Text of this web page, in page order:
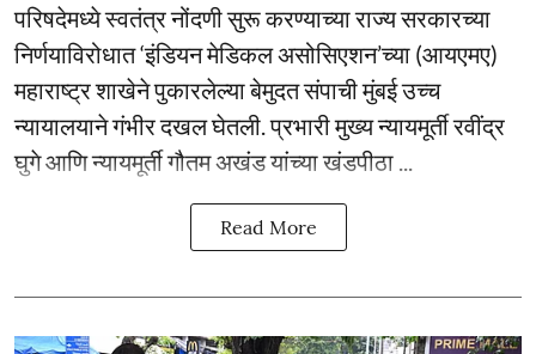
परिषदेमध्ये स्वतंत्र नोंदणी सुरू करण्याच्या राज्य सरकारच्या
निर्णयाविरोधात ‘इंडियन मेडिकल असोसिएशन’च्या (आयएमए)
महाराष्ट्र शाखेने पुकारलेल्या बेमुदत संपाची मुंबई उच्च
न्यायालयाने गंभीर दखल घेतली. प्रभारी मुख्य न्यायमूर्ती रवींद्र
घुगे आणि न्यायमूर्ती गौतम अखंड यांच्या खंडपीठा ...
Read More